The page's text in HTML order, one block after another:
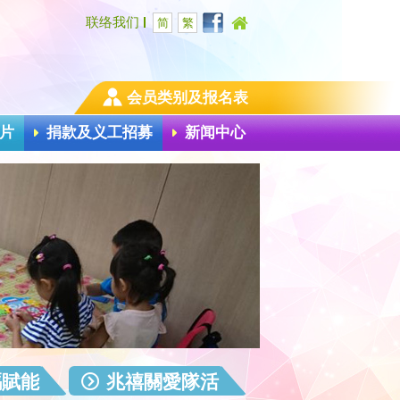
联络我们 简 繁
会员类别及报名表
捐款及义工招募 新闻中心
能 兆禧關愛隊活